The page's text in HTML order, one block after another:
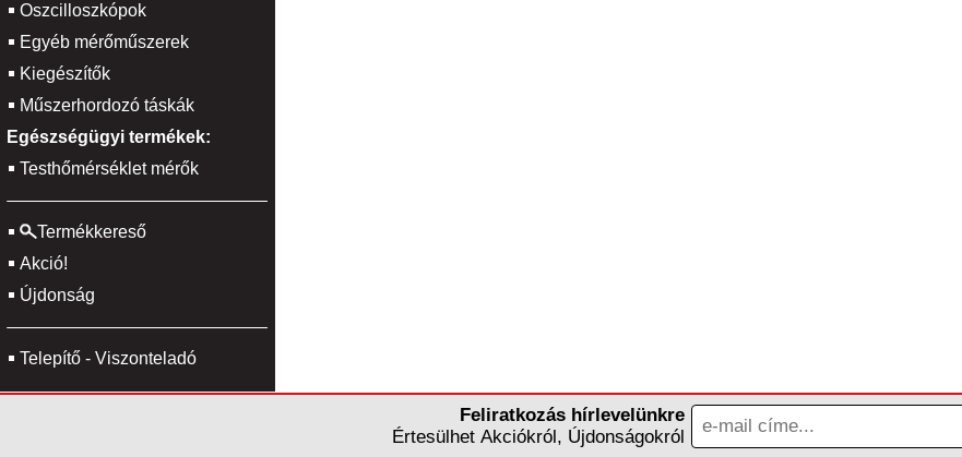
Oszcilloszkópok
Egyéb mérőműszerek
Kiegészítők
Műszerhordozó táskák
Egészségügyi termékek:
Testhőmérséklet mérők
Termékkereső
Akció!
Újdonság
Telepítő - Viszonteladó
Feliratkozás hírlevelünkre
Értesülhet Akciókról, Újdonságokról